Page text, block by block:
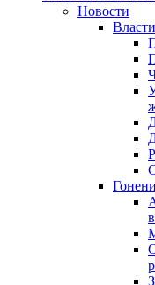
Новости
Власти